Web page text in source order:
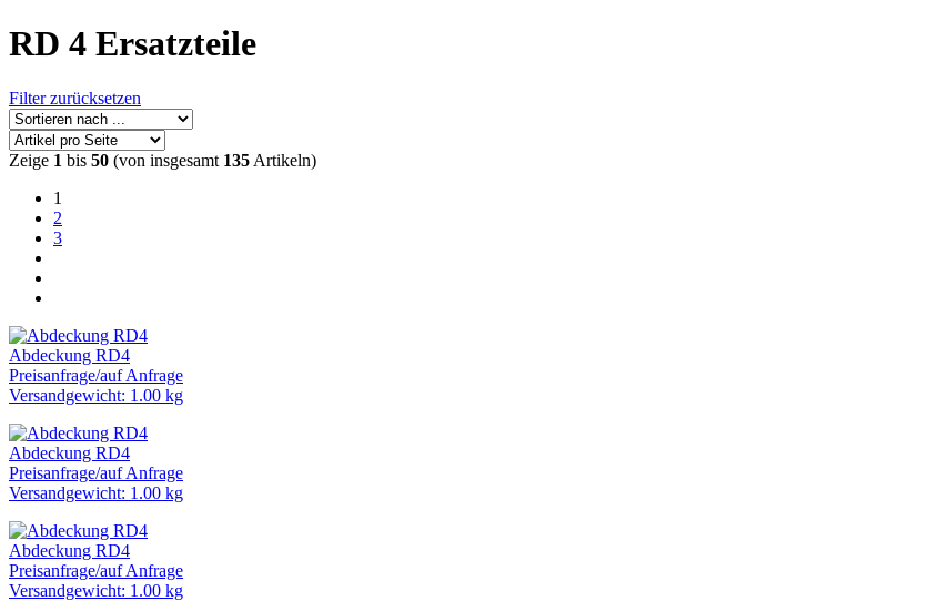
RD 4 Ersatzteile
Filter zurücksetzen
Zeige 1 bis 50 (von insgesamt 135 Artikeln)
1
2
3
Abdeckung RD4
Preisanfrage/auf Anfrage
Versandgewicht: 1.00 kg
Abdeckung RD4
Preisanfrage/auf Anfrage
Versandgewicht: 1.00 kg
Abdeckung RD4
Preisanfrage/auf Anfrage
Versandgewicht: 1.00 kg